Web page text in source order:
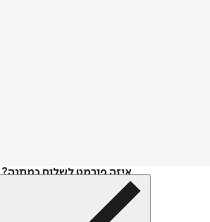
איזה פורמט לשלוח כמתנה?